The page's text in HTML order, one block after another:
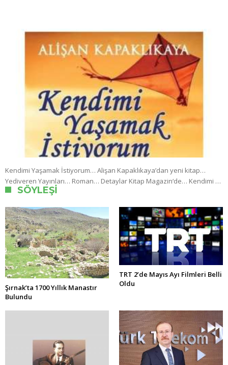
Kendimi Yaşamak İstiyorum… Alişan Kapaklıkaya’dan yeni kitap…
Yediveren Yayınları… Roman… Detaylar Kitap Magazin‘de… Kendimi …
SÖYLEŞI
Şırnak’ta 1700 Yıllık Manastır
Bulundu
TRT 2’de Mayıs Ayı Filmleri Belli
Oldu